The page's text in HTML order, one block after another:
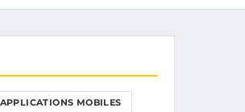
APPLICATIONS MOBILES